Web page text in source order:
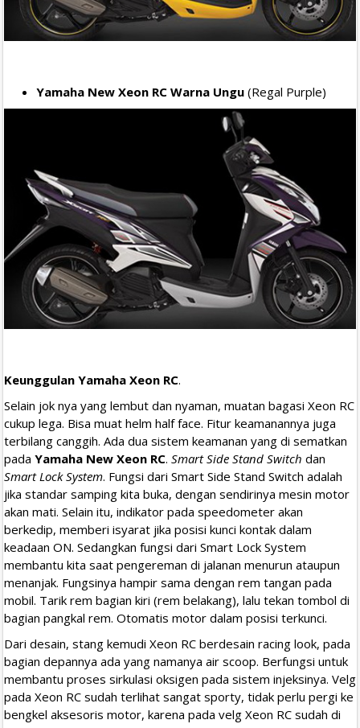
Yamaha New Xeon RC Warna Ungu (Regal Purple)
Keunggulan Yamaha Xeon RC.
Selain jok nya yang lembut dan nyaman, muatan bagasi Xeon RC
cukup lega. Bisa muat helm half face. Fitur keamanannya juga
terbilang canggih. Ada dua sistem keamanan yang di sematkan
pada Yamaha New Xeon RC. Smart Side Stand Switch dan
Smart Lock System. Fungsi dari Smart Side Stand Switch adalah
jika standar samping kita buka, dengan sendirinya mesin motor
akan mati. Selain itu, indikator pada speedometer akan
berkedip, memberi isyarat jika posisi kunci kontak dalam
keadaan ON. Sedangkan fungsi dari Smart Lock System
membantu kita saat pengereman di jalanan menurun ataupun
menanjak. Fungsinya hampir sama dengan rem tangan pada
mobil. Tarik rem bagian kiri (rem belakang), lalu tekan tombol di
bagian pangkal rem. Otomatis motor dalam posisi terkunci.
Dari desain, stang kemudi Xeon RC berdesain racing look, pada
bagian depannya ada yang namanya air scoop. Berfungsi untuk
membantu proses sirkulasi oksigen pada sistem injeksinya. Velg
pada Xeon RC sudah terlihat sangat sporty, tidak perlu pergi ke
bengkel aksesoris motor, karena pada velg Xeon RC sudah di